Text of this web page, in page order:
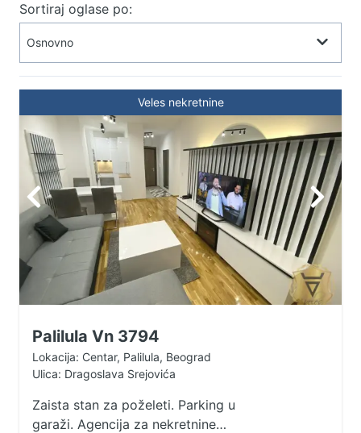
Sortiraj oglase po:
Veles nekretnine
Palilula Vn 3794
Lokacija: Centar, Palilula, Beograd
Ulica: Dragoslava Srejovića
Zaista stan za poželeti. Parking u
garaži. Agencija za nekretnine